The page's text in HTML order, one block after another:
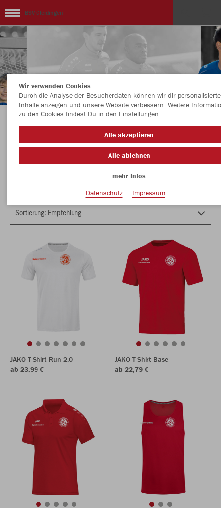
BSV Gleidingen
BSV Hannovera Gleidingen - Tennis
JAKO T-Shirt Run 2.0
ab 23,99 €
JAKO T-Shirt Base
ab 22,79 €
Wir verwenden Cookies
Durch die Analyse der Besucherdaten können wir dir personalisierte
Inhalte anzeigen und unsere Website verbessern. Weitere
zu den Cookies findest Du in den Einstellungen.
Alle akzeptieren
Alle ablehnen
mehr Infos
Datenschutz
Impressum